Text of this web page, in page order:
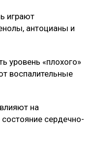
играют
антоцианы и
уровень «плохого»
воспалительные
на
сердечно-